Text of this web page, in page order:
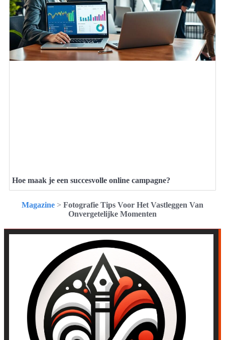
Hoe maak je een succesvolle online campagne?
Magazine > Fotografie Tips Voor Het Vastleggen Van
Onvergetelijke Momenten